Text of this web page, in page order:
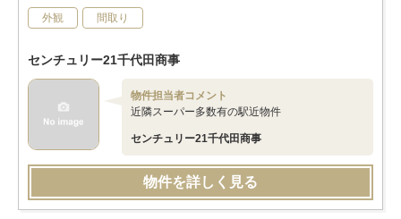
外観 間取り
センチュリー21千代田商事
物件担当者コメント
近隣スーパー多数有の駅近物件
センチュリー21千代田商事
物件を詳しく見る